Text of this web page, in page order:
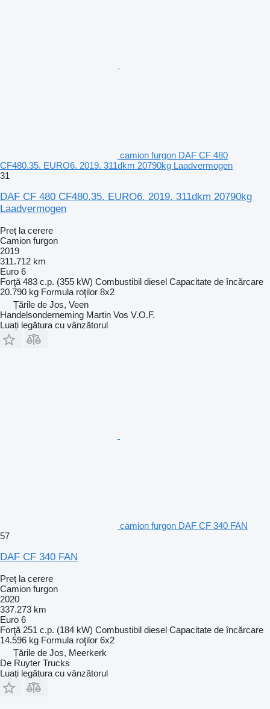
camion furgon DAF CF 480
CF480.35. EURO6. 2019. 311dkm 20790kg Laadvermogen
31
DAF CF 480 CF480.35. EURO6. 2019. 311dkm 20790kg
Laadvermogen
Preț la cerere
Camion furgon
2019
311.712 km
Euro 6
Forţă 483 c.p. (355 kW) Combustibil diesel Capacitate de încărcare
20.790 kg Formula roţilor 8x2
Țările de Jos, Veen
Handelsonderneming Martin Vos V.O.F.
Luați legătura cu vânzătorul
camion furgon DAF CF 340 FAN
57
DAF CF 340 FAN
Preț la cerere
Camion furgon
2020
337.273 km
Euro 6
Forţă 251 c.p. (184 kW) Combustibil diesel Capacitate de încărcare
14.596 kg Formula roţilor 6x2
Țările de Jos, Meerkerk
De Ruyter Trucks
Luați legătura cu vânzătorul